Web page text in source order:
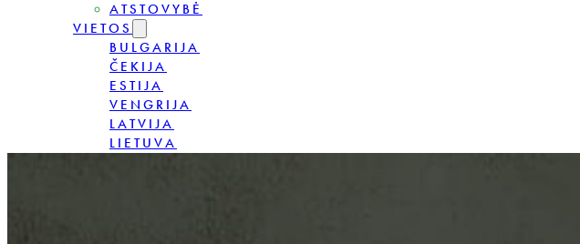
ATSTOVYBĖ
VIETOS
BULGARIJA
ČEKIJA
ESTIJA
VENGRIJA
LATVIJA
LIETUVA